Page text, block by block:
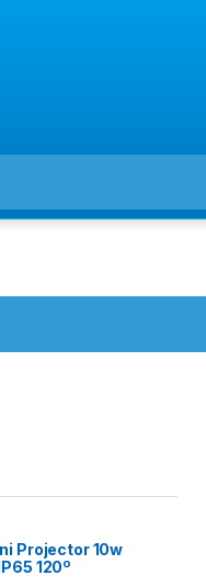
Projector 10w
120º